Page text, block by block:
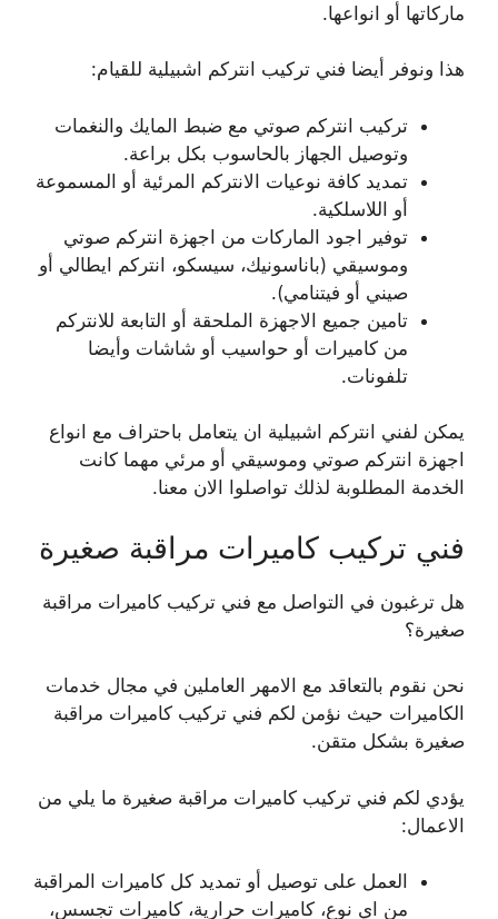
ماركاتها أو انواعها.
هذا ونوفر أيضا فني تركيب انتركم اشبيلية للقيام:
تركيب انتركم صوتي مع ضبط المايك والنغمات
وتوصيل الجهاز بالحاسوب بكل براعة.
تمديد كافة نوعيات الانتركم المرئية أو المسموعة
أو اللاسلكية.
توفير اجود الماركات من اجهزة انتركم صوتي
وموسيقي (باناسونيك، سيسكو، انتركم ايطالي أو
صيني أو فيتنامي).
تامين جميع الاجهزة الملحقة أو التابعة للانتركم
من كاميرات أو حواسيب أو شاشات وأيضا
تلفونات.
يمكن لفني انتركم اشبيلية ان يتعامل باحتراف مع انواع
اجهزة انتركم صوتي وموسيقي أو مرئي مهما كانت
الخدمة المطلوبة لذلك تواصلوا الان معنا.
فني تركيب كاميرات مراقبة صغيرة
هل ترغبون في التواصل مع فني تركيب كاميرات مراقبة
صغيرة؟
نحن نقوم بالتعاقد مع الامهر العاملين في مجال خدمات
الكاميرات حيث نؤمن لكم فني تركيب كاميرات مراقبة
صغيرة بشكل متقن.
يؤدي لكم فني تركيب كاميرات مراقبة صغيرة ما يلي من
الاعمال:
العمل على توصيل أو تمديد كل كاميرات المراقبة
من اي نوع، كاميرات حرارية، كاميرات تجسس،